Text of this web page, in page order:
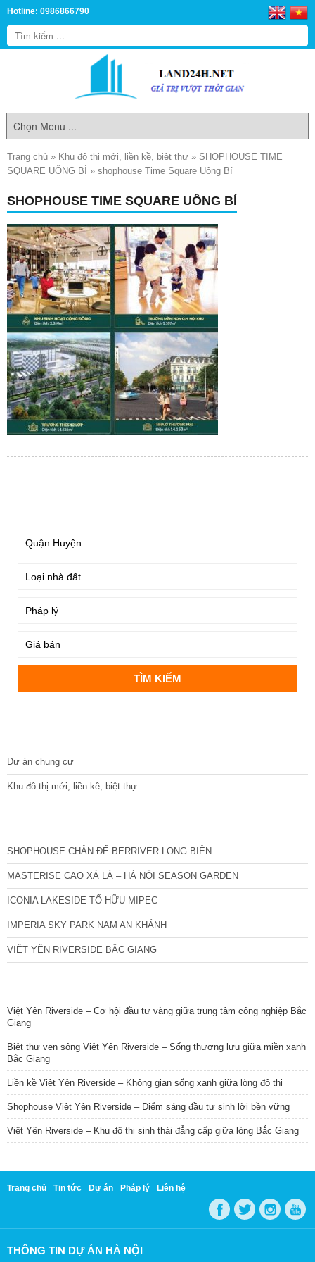
Hotline: 0986866790
Trang chủ » Khu đô thị mới, liền kề, biệt thự » SHOPHOUSE TIME
SQUARE UÔNG BÍ » shophouse Time Square Uông Bí
SHOPHOUSE TIME SQUARE UÔNG BÍ
Dự án chung cư
Khu đô thị mới, liền kề, biệt thự
SHOPHOUSE CHÂN ĐẾ BERRIVER LONG BIÊN
MASTERISE CAO XÀ LÁ – HÀ NỘI SEASON GARDEN
ICONIA LAKESIDE TỐ HỮU MIPEC
IMPERIA SKY PARK NAM AN KHÁNH
VIỆT YÊN RIVERSIDE BẮC GIANG
Việt Yên Riverside – Cơ hội đầu tư vàng giữa trung tâm công nghiệp Bắc
Giang
Biệt thự ven sông Việt Yên Riverside – Sống thượng lưu giữa miền xanh
Bắc Giang
Liền kề Việt Yên Riverside – Không gian sống xanh giữa lòng đô thị
Shophouse Việt Yên Riverside – Điểm sáng đầu tư sinh lời bền vững
Việt Yên Riverside – Khu đô thị sinh thái đẳng cấp giữa lòng Bắc Giang
Trang chủ Tin tức Dự án Pháp lý Liên hệ
THÔNG TIN DỰ ÁN HÀ NỘI